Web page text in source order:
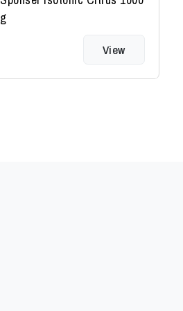
g
View